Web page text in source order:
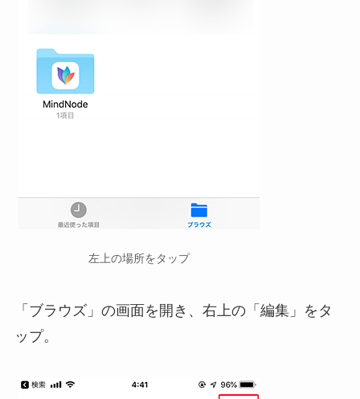
左上の場所をタップ
「ブラウズ」の画面を開き、右上の「編集」をタ
ップ。